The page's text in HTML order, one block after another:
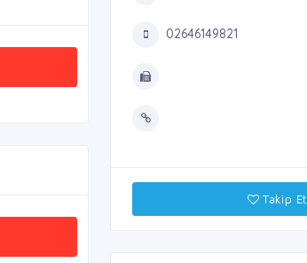
02646149821
Takip Et